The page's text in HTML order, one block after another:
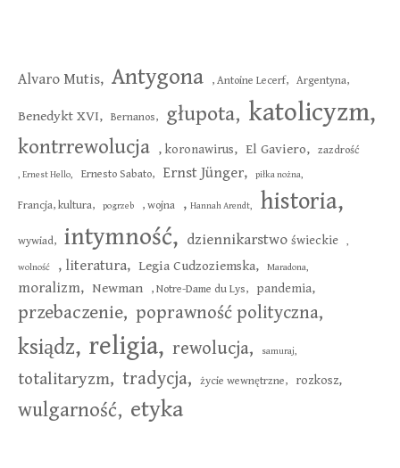
Alvaro Mutis, Antygona , Antoine Lecerf, Argentyna,
Benedykt XVI, Bernanos, głupota, katolicyzm,
kontrrewolucja , koronawirus, El Gaviero, zazdrość
, Ernest Hello, Ernesto Sabato, Ernst Jünger, piłka nożna,
Francja, kultura, pogrzeb , wojna , Hannah Arendt, historia,
wywiad, intymność, dziennikarstwo świeckie ,
wolność , literatura, Legia Cudzoziemska, Maradona,
moralizm, Newman , Notre-Dame du Lys, pandemia,
przebaczenie, poprawność polityczna,
ksiądz, religia, rewolucja, samuraj,
totalitaryzm, tradycja, życie wewnętrzne, rozkosz,
wulgarność, etyka